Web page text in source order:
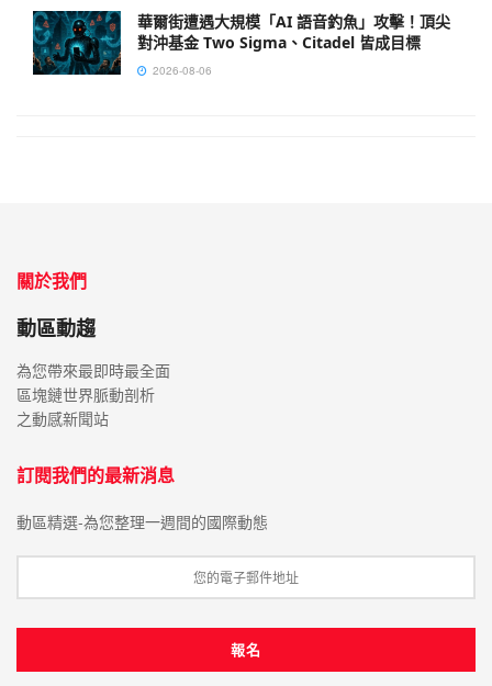
華爾街遭遇大規模「AI 語音釣魚」攻擊！頂尖
對沖基金 Two Sigma、Citadel 皆成目標
2026-08-06
關於我們
動區動趨
為您帶來最即時最全面
區塊鏈世界脈動剖析
之動感新聞站
訂閱我們的最新消息
動區精選-為您整理一週間的國際動態